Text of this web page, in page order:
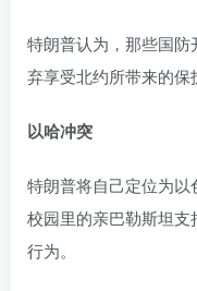
特朗普认为，那些国
弃享受北约所带来的保
以哈冲突
特朗普将自己定位为
校园里的亲巴勒斯坦
行为。